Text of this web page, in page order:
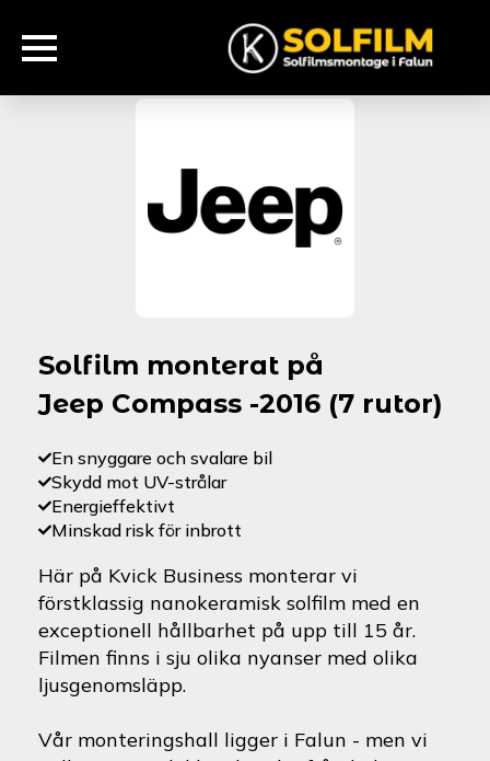
Solfilm monterat på
Jeep Compass -2016 (7 rutor)
En snyggare och svalare bil
Skydd mot UV-strålar
Energieffektivt
Minskad risk för inbrott
Här på Kvick Business monterar vi
förstklassig nanokeramisk solfilm med en
exceptionell hållbarhet på upp till 15 år.
Filmen finns i sju olika nyanser med olika
ljusgenomsläpp.
Vår monteringshall ligger i Falun - men vi